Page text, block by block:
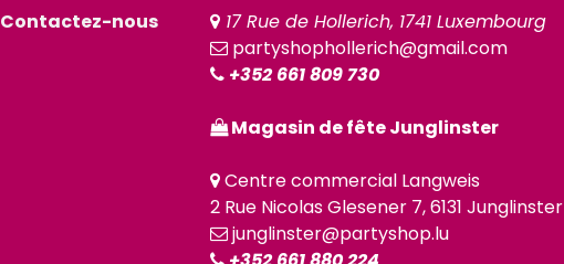
Contactez-nous
17 Rue de Hollerich, 1741 Luxembourg
partyshophollerich@gmail.com
+352 661 809 730
Magasin de fête Junglinster
Centre commercial Langweis
2 Rue Nicolas Glesener 7, 6131 Junglinster
junglinster@partyshop.lu